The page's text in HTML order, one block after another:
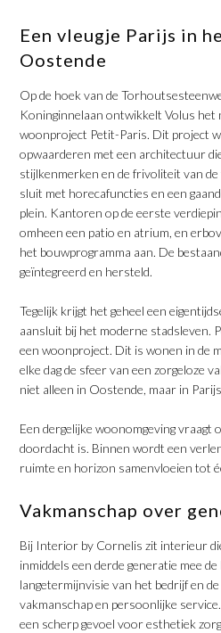
​Een vleugje Parijs in
Oostende
Op de hoek van de
Koninginnelaan ontwikkelt Volus het
woonproject Petit-Paris. Dit project
opwaarderen met een architectuur
stijlkenmerken en de frivoliteit van
sluit met horecafuncties en een
plein. Kantoren op de eerste
omheen een patio en atrium, en
het bouwprogramma aan. De
geïntegreerd en hersteld.
​Tegelijk krijgt het geheel een
aansluit bij het moderne stadsleven.
een woonproject. Dit is wonen in de
elke dag de sfeer van een zorgeloze
niet alleen in Oostende, maar in
​Een dergelijke woonomgeving vraagt
doordacht is. Binnen wordt een
ruimte en horizon samenvloeien tot
​Vakmanschap over
Bij Interior by Cornelis zit interieur
inmiddels een derde generatie mee
langetermijnvisie van het bedrijf en
vakmanschap en persoonlijke
een scherp gevoel voor esthetiek